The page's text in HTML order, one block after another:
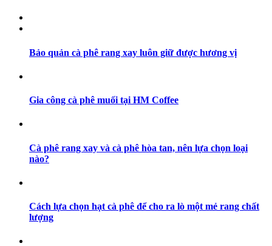
Bảo quản cà phê rang xay luôn giữ được hương vị
Gia công cà phê muối tại HM Coffee
Cà phê rang xay và cà phê hòa tan, nên lựa chọn loại
nào?
Cách lựa chọn hạt cà phê để cho ra lò một mẻ rang chất
lượng